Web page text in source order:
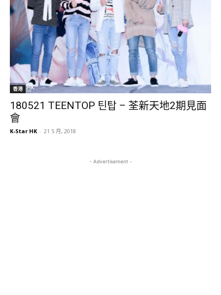
香港
180521 TEENTOP 틴탑 – 荃新天地2期見面
會
K-Star HK - 21 5 月, 2018
- Advertisement -